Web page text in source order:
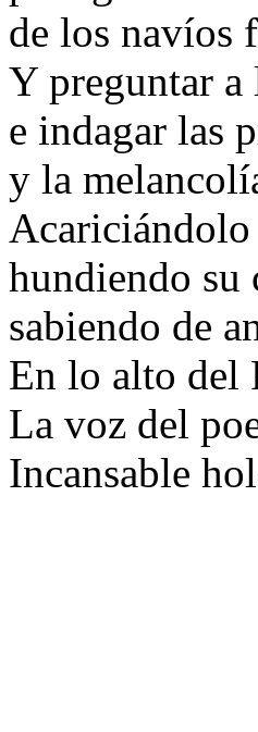
de los navíos
Y preguntar
e indagar las
y la
hundiendo su
sabiendo de
En lo alto del
La voz del
Incansable